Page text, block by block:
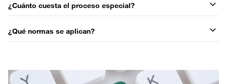
¿Cuánto cuesta el proceso especial?
¿Qué normas se aplican?